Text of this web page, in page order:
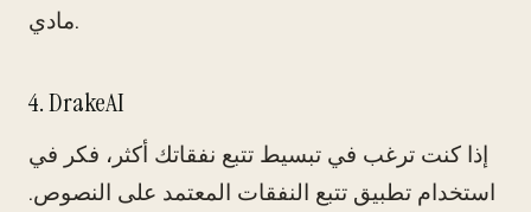
مادي.
4. DrakeAI
إذا كنت ترغب في تبسيط تتبع نفقاتك أكثر، فكر في
استخدام تطبيق تتبع النفقات المعتمد على النصوص.